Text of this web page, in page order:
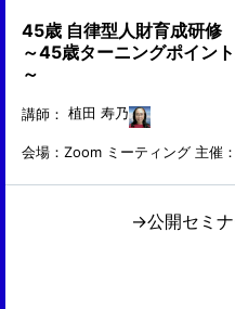
45歳 自律型人財育成研修
～45歳ターニングポイン
～
講師： 植田 寿乃
会場：Zoom ミーティング 主催
→公開セミ